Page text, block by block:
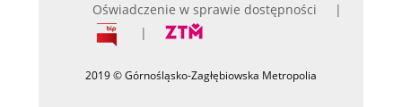
Oświadczenie w sprawie dostępności
2019 © Górnośląsko-Zagłębiowska Metropolia